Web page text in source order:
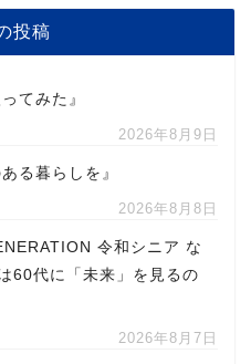
投稿
てみた』
2026年8月9日
る暮らしを』
2026年8月8日
令和シニア な
60代に「未来」を見るの
2026年8月7日